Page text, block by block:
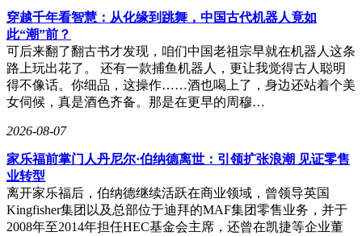
米汽车有竞争力。”雷军回应称，大众看到负面舆情时往往不
会深入思考，但历史证明，被黑得最惨的公司最终都能证明自
己的实力。
穿越千年看智慧：从化缘到跳舞，中国古代机器人竟如
此“潮”前？
可后来翻了翻古书才发现，咱们中国老祖宗早就在机器人这条
路上玩出花了。 还有一款捕鱼机器人，更让我觉得古人聪明
得不像话。你细品，这操作……酒也喝上了，身边还站着个美
女伺候，真是酒色齐备。那是在更早的周穆…
2026-08-07
家乐福前掌门人丹尼尔·伯纳德离世：引领扩张浪潮 见证零售
业转型
离开家乐福后，伯纳德继续活跃在商业领域，曾领导英国
Kingfisher集团以及总部位于迪拜的MAF集团零售业务，并于
2008年至2014年担任HEC基金会主席，还曾在凯捷等企业董